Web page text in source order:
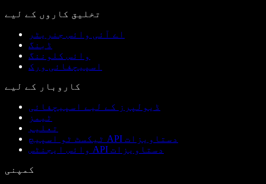
تخلیق کاروں کے لیے
اے آئی وائس جنریٹر
ڈبنگ
وائس کلوننگ
اسپیچفائی ورک
کاروبار کے لیے
ڈیولپرز کے لیے اسپیچفائی
ٹیمز
تعلیم
ٹیکسٹ ٹو اسپیچ API دستاویزات
وائس ایجنٹس API دستاویزات
کمپنی